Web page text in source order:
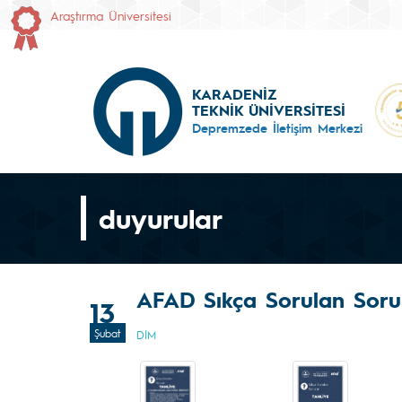
Araştırma Üniversitesi
KARADENİZ
TEKNİK ÜNİVERSİTESİ
Depremzede İletişim Merkezi
duyurular
13
Şubat
AFAD Sıkça Sorulan
DİM